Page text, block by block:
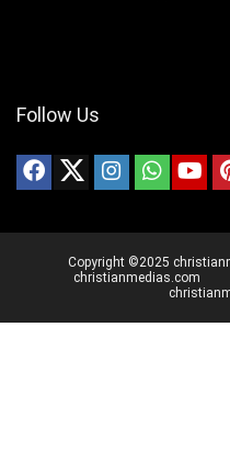
Follow Us
Copyright ©2025
christianmedias.com